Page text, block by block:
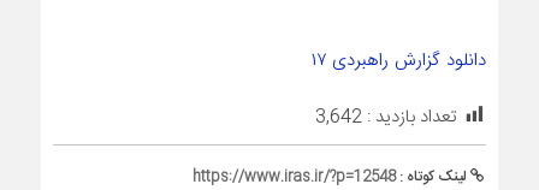
دانلود گزارش راهبردی ۱۷
تعداد بازدید : 3,642
لینک کوتاه :https://www.iras.ir/?p=12548